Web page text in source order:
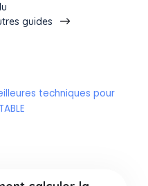
guides
techniques pour